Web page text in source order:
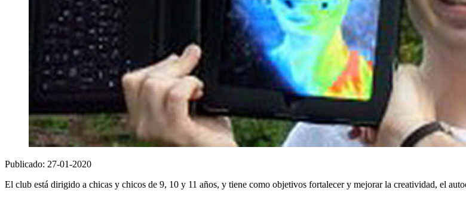
Publicado: 27-01-2020
El club está dirigido a chicas y chicos de 9, 10 y 11 años, y tiene como objetivos fortalecer y mejorar la creatividad, el